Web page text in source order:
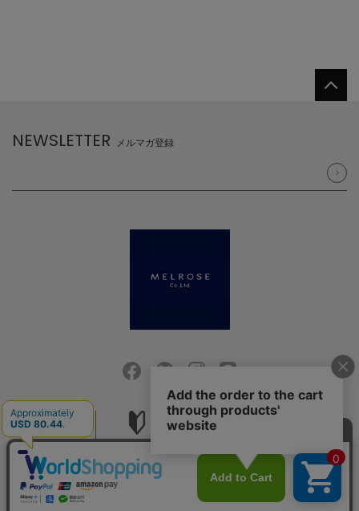
NEWSLETTER メルマガ登録
会社概要 採用情報 お問い合せ
ご利用規約 特定商取引法に基づく表記